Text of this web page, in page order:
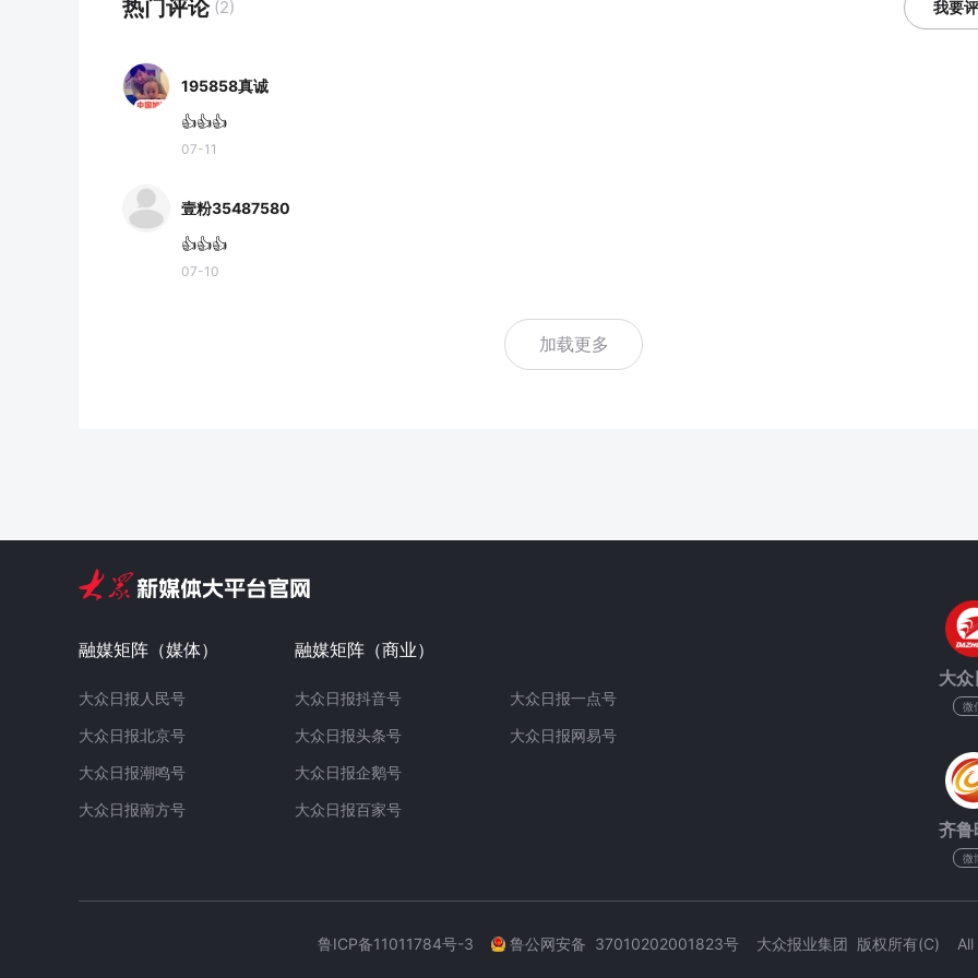
热门评论 (2) 我要
195858真诚
👍👍👍
07-11
壹粉35487580
👍👍👍
07-10
加载更多
融媒矩阵（媒体）
大众日报人民号
大众日报北京号
大众日报潮鸣号
大众日报南方号
融媒矩阵（商业）
大众日报抖音号
大众日报头条号
大众日报企鹅号
大众日报百家号
大众日报一点号
大众日报网易号
大
微
齐鲁
微
鲁ICP备11011784号-3 鲁公网安备 37010202001823号 大众报业集团 版权所有(C)